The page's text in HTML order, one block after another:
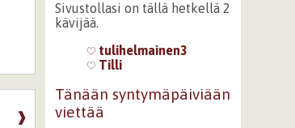
❱
Sivustollasi on tällä hetkellä 2
kävijää.
tulihelmainen3
Tilli
Tänään syntymäpäiviään
viettää